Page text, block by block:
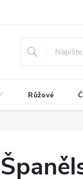
Růžové